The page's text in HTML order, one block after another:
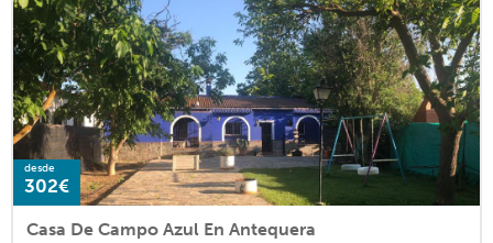
desde
302€
Casa De Campo Azul En Antequera